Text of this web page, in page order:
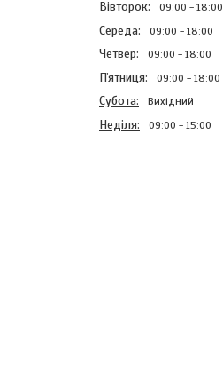
Вівторок 09:00 18:00
Середа 09:00 18:00
Четвер 09:00 18:00
Пʼятниця 09:00 18:00
Субота Вихідний
Неділя 09:00 15:00